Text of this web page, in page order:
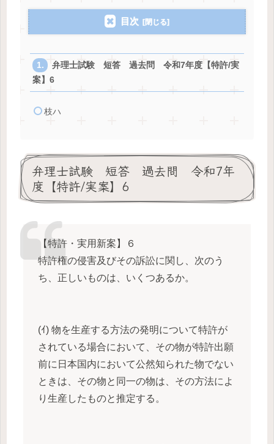
目次
弁理士試験 短答 過去問 令和7年度【特許/実
案】6
枝ハ
弁理士試験 短答 過去問 令和7年
度【特許/実案】6
【特許・実用新案】６
特許権の侵害及びその訴訟に関し、次のう
ち、正しいものは、いくつあるか。
(ｲ) 物を生産する方法の発明について特許が
されている場合において、その物が特許出願
前に日本国内において公然知られた物でない
ときは、その物と同一の物は、その方法によ
り生産したものと推定する。